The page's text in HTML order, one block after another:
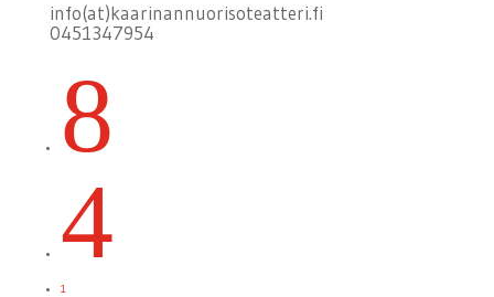
info(at)kaarinannuorisoteatteri.fi
0451347954
8
4
1